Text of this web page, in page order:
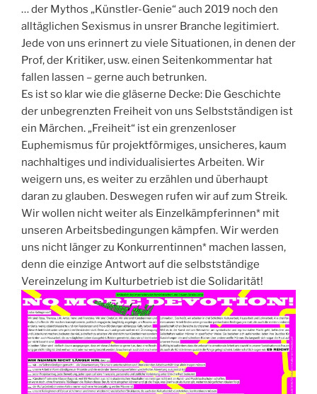
… der Mythos „Künstler-Genie“ auch 2019 noch den
alltäglichen Sexismus in unsrer Branche legitimiert.
Jede von uns erinnert zu viele Situationen, in denen der
Prof, der Kritiker, usw. einen Seitenkommentar hat
fallen lassen – gerne auch betrunken.
Es ist so klar wie die gläserne Decke: Die Geschichte
der unbegrenzten Freiheit von uns Selbstständigen ist
ein Märchen. „Freiheit“ ist ein grenzenloser
Euphemismus für projektförmiges, unsicheres, kaum
nachhaltiges und individualisiertes Arbeiten. Wir
weigern uns, es weiter zu erzählen und überhaupt
daran zu glauben. Deswegen rufen wir auf zum Streik.
Wir wollen nicht weiter als Einzelkämpferinnen* mit
unseren Arbeitsbedingungen kämpfen. Wir werden
uns nicht länger zu Konkurrentinnen* machen lassen,
denn die einzige Antwort auf die selbstständige
Vereinzelung im Kulturbetrieb ist die Solidarität!